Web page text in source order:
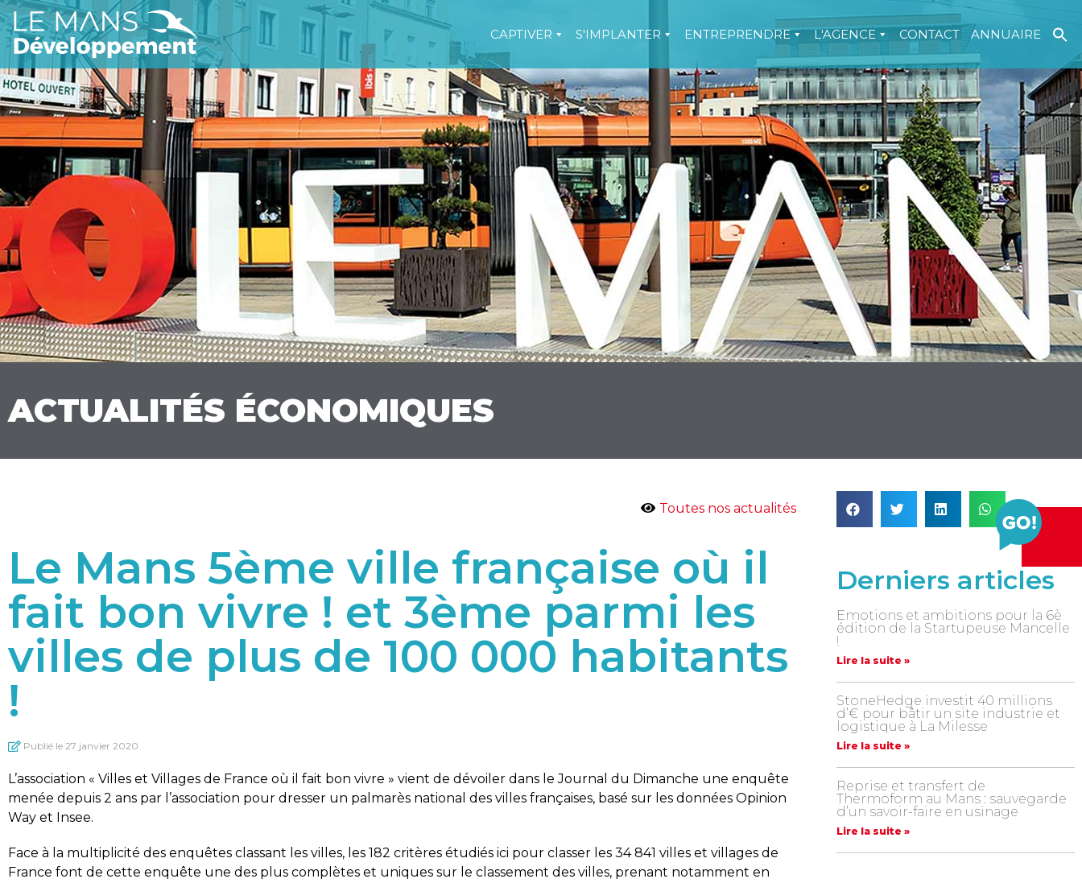
CAPTIVER S'IMPLANTER ENTREPRENDRE L'AGENCE CONTACT ANNUAIRE
ACTUALITÉS ÉCONOMIQUES
Toutes nos actualités
Le Mans 5ème ville française où il
fait bon vivre ! et 3ème parmi les
villes de plus de 100 000 habitants
!
Publié le 27 janvier 2020
L’association « Villes et Villages de France où il fait bon vivre » vient de dévoiler dans le Journal du Dimanche une enquête
menée depuis 2 ans par l’association pour dresser un palmarès national des villes françaises, basé sur les données Opinion
Way et Insee.
Face à la multiplicité des enquêtes classant les villes, les 182 critères étudiés ici pour classer les 34 841 villes et villages de
France font de cette enquête une des plus complètes et uniques sur le classement des villes, prenant notamment en
Derniers articles
Emotions et ambitions pour la 6è
édition de la Startupeuse Mancelle
!
Lire la suite »
StoneHedge investit 40 millions
d’€ pour bâtir un site industrie et
logistique à La Milesse
Lire la suite »
Reprise et transfert de
Thermoform au Mans : sauvegarde
d’un savoir-faire en usinage
Lire la suite »